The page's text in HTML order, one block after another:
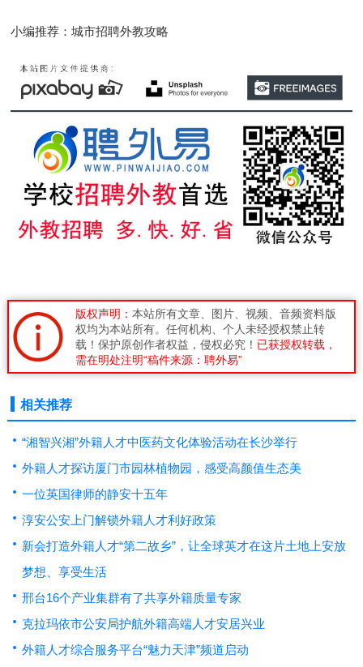
小编推荐：城市招聘外教攻略
版权声明： 本站所有文章、图片、视频、音频资料版
权均为本站所有。任何机构、个人未经授权禁止转
载！保护原创作者权益，侵权必究！ 已获授权转载，
需在明处注明“稿件来源：聘外易”
相关推荐
“湘智兴湘”外籍人才中医药文化体验活动在长沙举行
外籍人才探访厦门市园林植物园，感受高颜值生态美
一位英国律师的静安十五年
淳安公安上门解锁外籍人才利好政策
新会打造外籍人才“第二故乡”，让全球英才在这片土地上安放
梦想、享受生活
邢台16个产业集群有了共享外籍质量专家
克拉玛依市公安局护航外籍高端人才安居兴业
外籍人才综合服务平台“魅力天津”频道启动